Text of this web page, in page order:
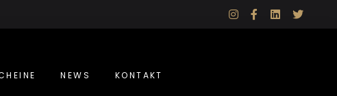
instagram
facebook-
linkedin
NEWS KONTAKT